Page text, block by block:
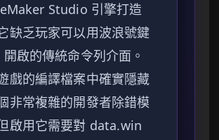
Studio 引擎打造
缺乏玩家可以用波浪號鍵
開啟的傳統命令列介面。
戲的編譯檔案中確實隱藏
非常複雜的開發者除錯模
啟用它需要對 data.win